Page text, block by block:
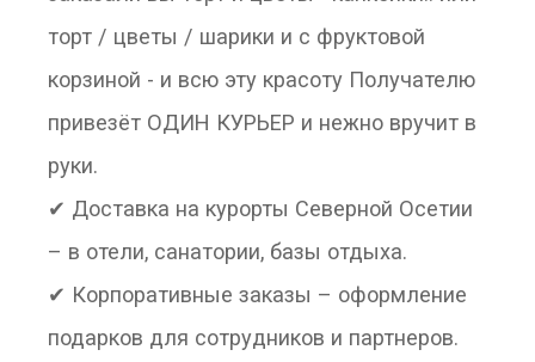
торт / цветы / шарики и с фруктовой
корзиной - и всю эту красоту Получателю
привезёт ОДИН КУРЬЕР и нежно вручит в
руки.
✔ Доставка на курорты Северной Осетии
– в отели, санатории, базы отдыха.
✔ Корпоративные заказы – оформление
подарков для сотрудников и партнеров.